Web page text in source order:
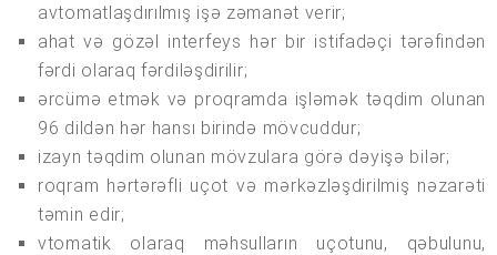
avtomatlaşdırılmış işə zəmanət verir;
ahat və gözəl interfeys hər bir istifadəçi tərəfindən
fərdi olaraq fərdiləşdirilir;
ərcümə etmək və proqramda işləmək təqdim olunan
96 dildən hər hansı birində mövcuddur;
izayn təqdim olunan mövzulara görə dəyişə bilər;
roqram hərtərəfli uçot və mərkəzləşdirilmiş nəzarəti
təmin edir;
vtomatik olaraq məhsulların uçotunu, qəbulunu,